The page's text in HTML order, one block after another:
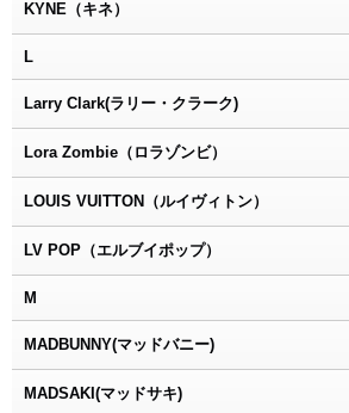
KYNE（キネ）
L
Larry Clark(ラリー・クラーク)
Lora Zombie（ロラゾンビ）
LOUIS VUITTON（ルイヴィトン）
LV POP（エルブイポップ）
M
MADBUNNY(マッドバニー)
MADSAKI(マッドサキ)